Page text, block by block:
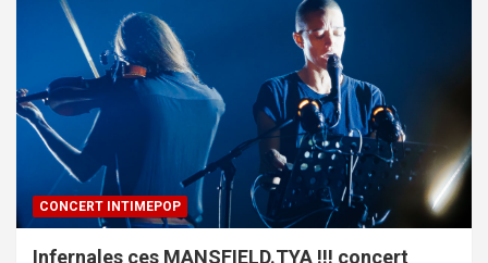
CONCERT INTIMEPOP
Infernales ces MANSFIELD.TYA !!! concert